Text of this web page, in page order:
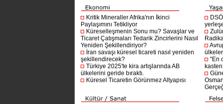
Kritik Mineraller Afrika'nın İkinci
Paylaşımını Tetikliyor
Küreselleşmenin Sonu mu? Savaşlar ve
Ticaret Çatışmaları Tedarik Zincirlerini Nasıl
Yeniden Şekillendiriyor?
İran savaşı küresel ticareti nasıl yeniden
şekillendirecek?
Türkiye 2025'te kira artışlarında AB
ülkelerini geride bıraktı.
Küresel Ticaretin Görünmez Altyapısı
"En